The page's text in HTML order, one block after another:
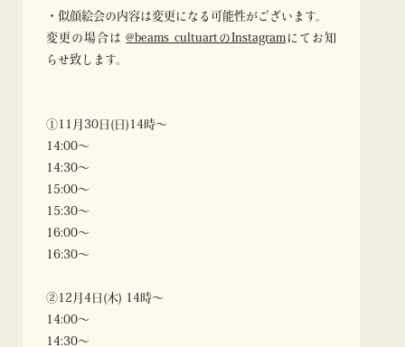
・似顔絵会の内容は変更になる可能性がございます。
変更の場合は@beams_cultuartのInstagram にてお知
らせ致します。
①11月30日(日)14時〜
14:00〜
14:30〜
15:00〜
15:30〜
16:00〜
16:30〜
②12月4日(木) 14時〜
14:00〜
14:30〜